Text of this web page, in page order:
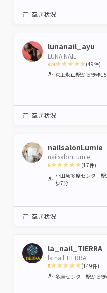
空き状況
lunanail_ayu
LUNA NAIL
4.9
1 2 3 4 5
(49件)
京王永山駅から徒歩
空き状況
nailsalonLumie
nailsalonLumie
5
1
Star
2
Stars
3
Stars
4
Stars
5
(17件)
小田急多摩センター駅
歩7分
空き状況
la_nail_TIERRA
la nail TIERRA
5
1 2 3 4 5
(149件)
多摩センター駅から